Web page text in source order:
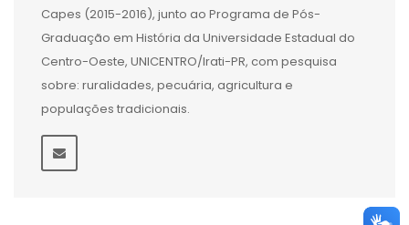
Capes (2015-2016), junto ao Programa de Pós-
Graduação em História da Universidade Estadual do
Centro-Oeste, UNICENTRO/Irati-PR, com pesquisa
sobre: ruralidades, pecuária, agricultura e
populações tradicionais.